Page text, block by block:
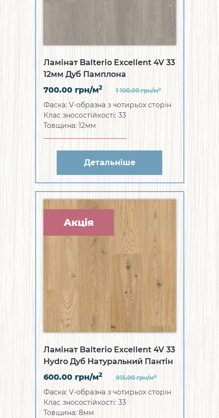
Ламінат Balterio Excellent 4V 33
12мм Дуб Памплона
700.00 грн/м2 1 100.00грн/м2
Фаска: V-образна з чотирьох сторін
Клас зносостійкості: 33
Товщина: 12мм
Детальніше
Акція
Ламінат Balterio Excellent 4V 33
Hydro Дуб Натуральний Пантін
600.00 грн/м2 915.00грн/м2
Фаска: V-образна з чотирьох сторін
Клас зносостійкості: 33
Товщина: 8мм